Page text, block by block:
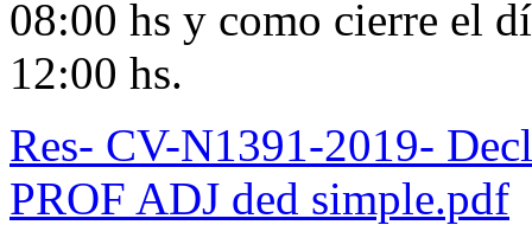
08:00 hs y como cierre el
12:00 hs.
Res- CV-N1391-2019-
PROF ADJ ded simple.pdf